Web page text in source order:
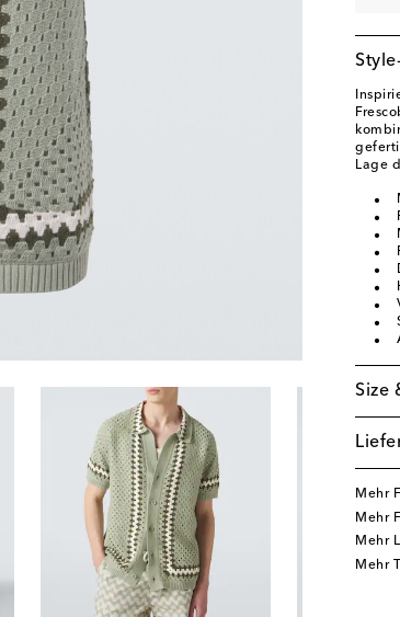
Lage
Size
Mehr
Mehr
Mehr
Mehr